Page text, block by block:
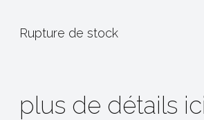
Rupture de stock
plus de détails ici